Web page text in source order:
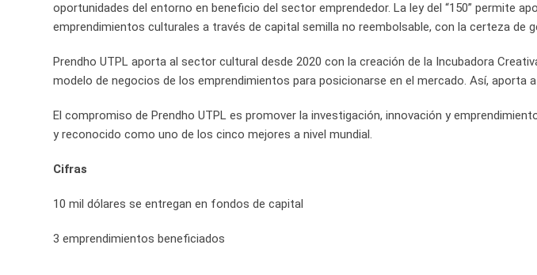
oportunidades del entorno en beneficio del sector emprendedor. La ley del “150” permite
emprendimientos culturales a través de capital semilla no reembolsable, con la certeza de
Prendho UTPL aporta al sector cultural desde 2020 con la creación de la Incubadora
modelo de negocios de los emprendimientos para posicionarse en el mercado. Así, aporta
El compromiso de Prendho UTPL es promover la investigación, innovación y
y reconocido como uno de los cinco mejores a nivel mundial.
Cifras
10 mil dólares se entregan en fondos de capital
3 emprendimientos beneficiados